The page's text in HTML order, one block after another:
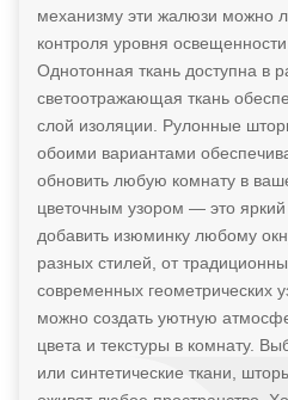
механизму эти жалюзи можно
контроля уровня
Однотонная ткань доступна в
светоотражающая ткань
слой изоляции. Рулонные
обоими вариантами
обновить любую комнату в
цветочным узором — это
добавить изюминку любому
разных стилей, от
современных геометрических
можно создать уютную
цвета и текстуры в комнату.
или синтетические ткани,